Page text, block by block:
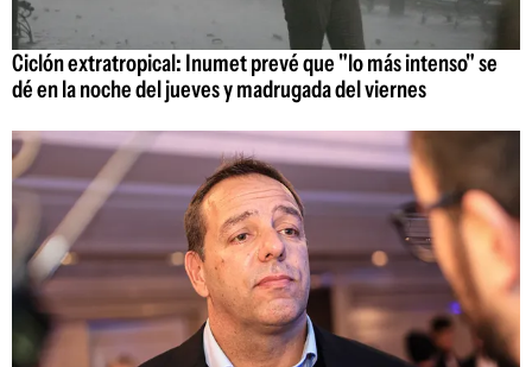
Ciclón extratropical: Inumet prevé que "lo más intenso" se
dé en la noche del jueves y madrugada del viernes